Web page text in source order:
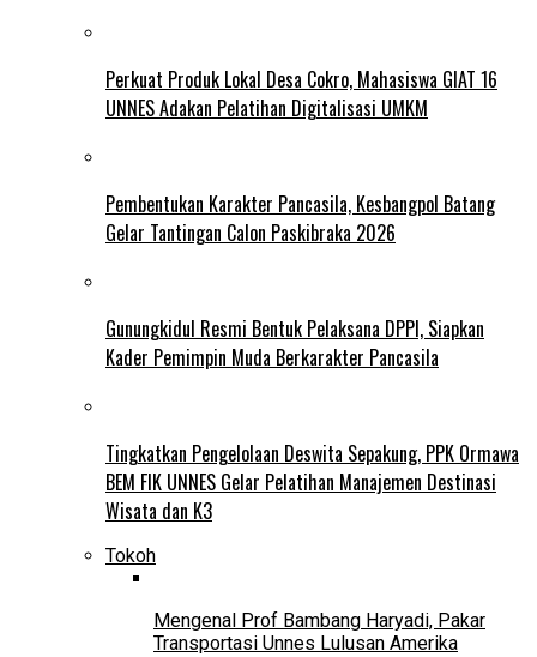
Perkuat Produk Lokal Desa Cokro, Mahasiswa GIAT 16
UNNES Adakan Pelatihan Digitalisasi UMKM
Pembentukan Karakter Pancasila, Kesbangpol Batang
Gelar Tantingan Calon Paskibraka 2026
Gunungkidul Resmi Bentuk Pelaksana DPPI, Siapkan
Kader Pemimpin Muda Berkarakter Pancasila
Tingkatkan Pengelolaan Deswita Sepakung, PPK Ormawa
BEM FIK UNNES Gelar Pelatihan Manajemen Destinasi
Wisata dan K3
Tokoh
Mengenal Prof Bambang Haryadi, Pakar
Transportasi Unnes Lulusan Amerika